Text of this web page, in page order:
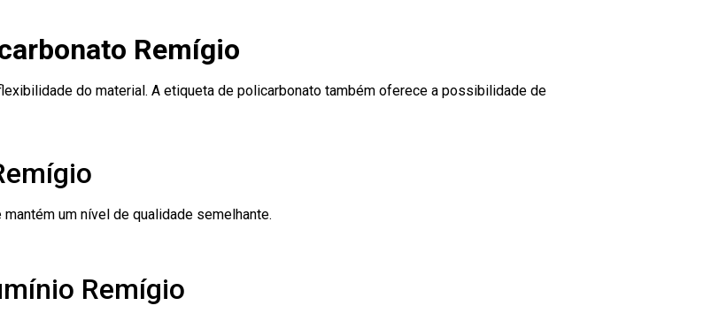
Remígio
do material. A etiqueta de policarbonato também oferece a possibilidade de
um nível de qualidade semelhante.
Remígio